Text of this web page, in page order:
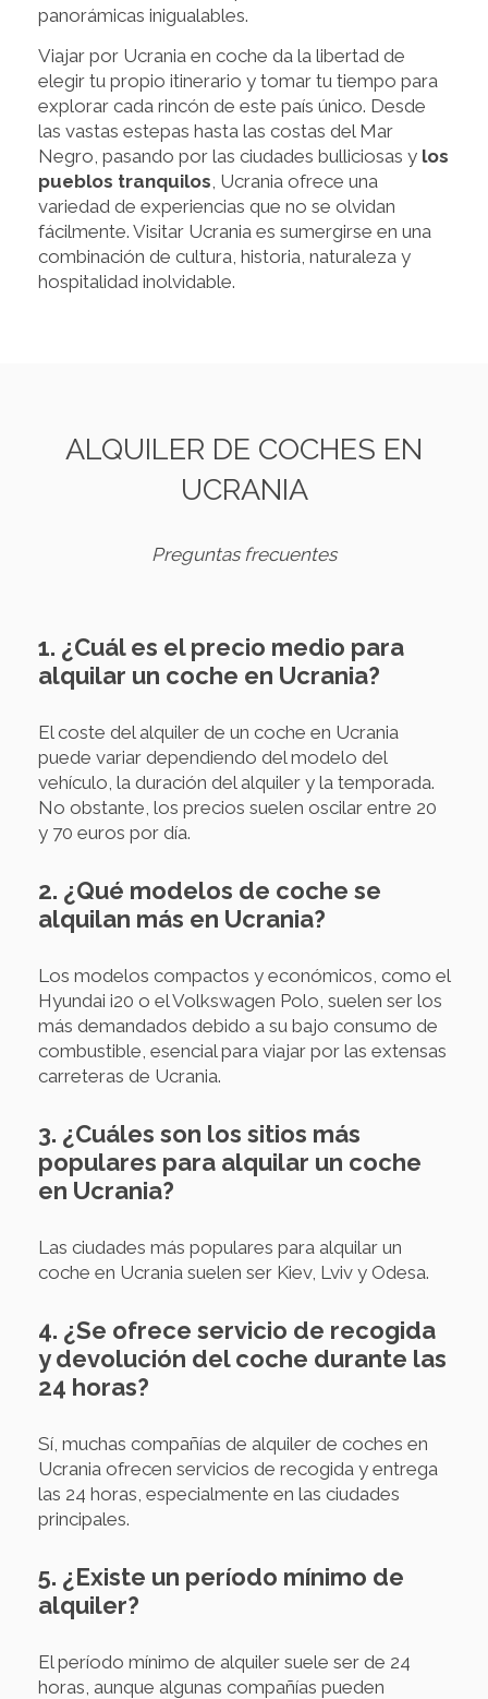
panorámicas inigualables.
Viajar por Ucrania en coche da la libertad de
elegir tu propio itinerario y tomar tu tiempo para
explorar cada rincón de este país único. Desde
las vastas estepas hasta las costas del Mar
Negro, pasando por las ciudades bulliciosas y los
pueblos tranquilos , Ucrania ofrece una
variedad de experiencias que no se olvidan
fácilmente. Visitar Ucrania es sumergirse en una
combinación de cultura, historia, naturaleza y
hospitalidad inolvidable.
ALQUILER DE COCHES EN
UCRANIA
Preguntas frecuentes
1. ¿Cuál es el precio medio para
alquilar un coche en Ucrania?
El coste del alquiler de un coche en Ucrania
puede variar dependiendo del modelo del
vehículo, la duración del alquiler y la temporada.
No obstante, los precios suelen oscilar entre 20
y 70 euros por día.
2. ¿Qué modelos de coche se
alquilan más en Ucrania?
Los modelos compactos y económicos, como el
Hyundai i20 o el Volkswagen Polo, suelen ser los
más demandados debido a su bajo consumo de
combustible, esencial para viajar por las extensas
carreteras de Ucrania.
3. ¿Cuáles son los sitios más
populares para alquilar un coche
en Ucrania?
Las ciudades más populares para alquilar un
coche en Ucrania suelen ser Kiev, Lviv y Odesa.
4. ¿Se ofrece servicio de recogida
y devolución del coche durante las
24 horas?
Sí, muchas compañías de alquiler de coches en
Ucrania ofrecen servicios de recogida y entrega
las 24 horas, especialmente en las ciudades
principales.
5. ¿Existe un período mínimo de
alquiler?
El período mínimo de alquiler suele ser de 24
horas, aunque algunas compañías pueden